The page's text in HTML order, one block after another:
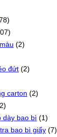
(2)
đứt (2)
carton (2)
dày bao bì (1)
bao bì giấy (7)